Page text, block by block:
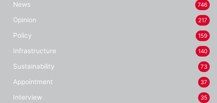
News 746
Opinion 217
Policy 159
Infrastructure 140
Sustainability 73
Appointment 37
Interview 35